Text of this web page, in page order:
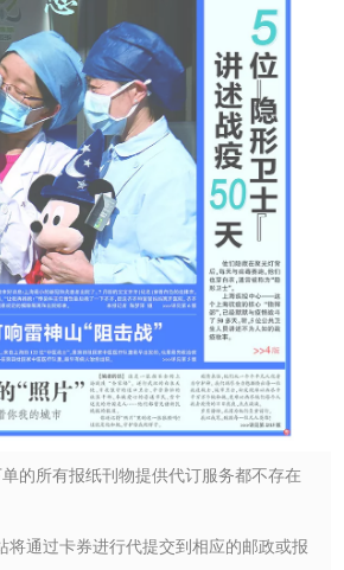
的所有报纸刊物提供代订服务都不存在
将通过卡券进行代提交到相应的邮政或报